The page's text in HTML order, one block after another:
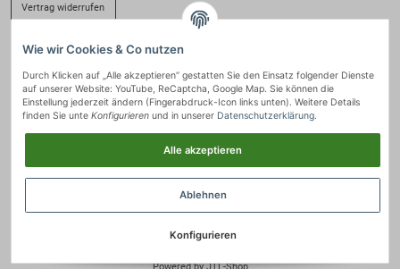
Vertrag widerrufen
Zahlung & Versand
Wie wir Cookies & Co nutzen
Durch Klicken auf „Alle akzeptieren“ gestatten Sie den Einsatz folgender Dienste
auf unserer Website: YouTube, ReCaptcha, Google Map. Sie können die
Einstellung jederzeit ändern (Fingerabdruck-Icon links unten). Weitere Details
finden Sie unte Konfigurieren und in unserer Datenschutzerklärung.
Alle akzeptieren
Ablehnen
Konfigurieren